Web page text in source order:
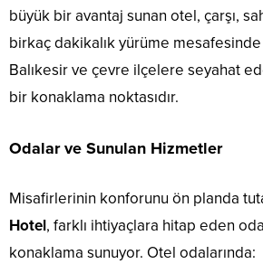
büyük bir avantaj sunan otel, çarşı,
birkaç dakikalık yürüme mesafesinde
Balıkesir ve çevre ilçelere seyahat
bir konaklama noktasıdır.
Odalar ve Sunulan Hizmetler
Misafirlerinin konforunu ön planda
Hotel, farklı ihtiyaçlara hitap eden
konaklama sunuyor. Otel odalarında: